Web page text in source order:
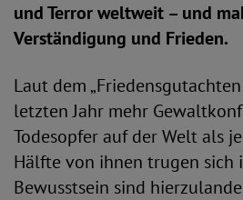
und Terror weltweit – und
Verständigung und Frieden.
Laut dem
letzten Jahr mehr
Todesopfer auf der Welt als
Hälfte von ihnen trugen sich
Bewusstsein sind